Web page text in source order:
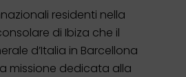
residenti nella
di Ibiza che il
d’Italia in Barcellona
missione dedicata alla